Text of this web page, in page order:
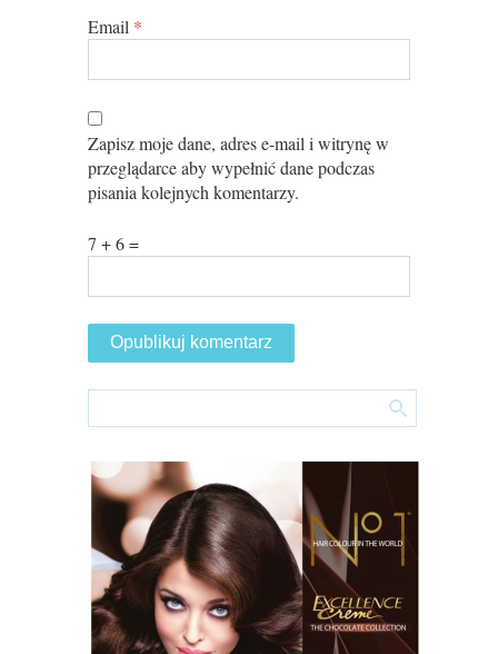
Email *
Zapisz moje dane, adres e-mail i witrynę w
przeglądarce aby wypełnić dane podczas
pisania kolejnych komentarzy.
7 + 6 =